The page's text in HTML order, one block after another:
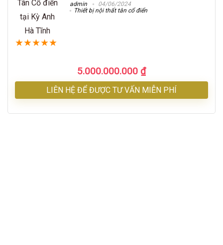
admin
04/06/2024
Thiết bị nội thất tân cổ điển
★★★★★
5.000.000.000 ₫
LIÊN HỆ ĐỂ ĐƯỢC TƯ VẤN MIỄN PHÍ